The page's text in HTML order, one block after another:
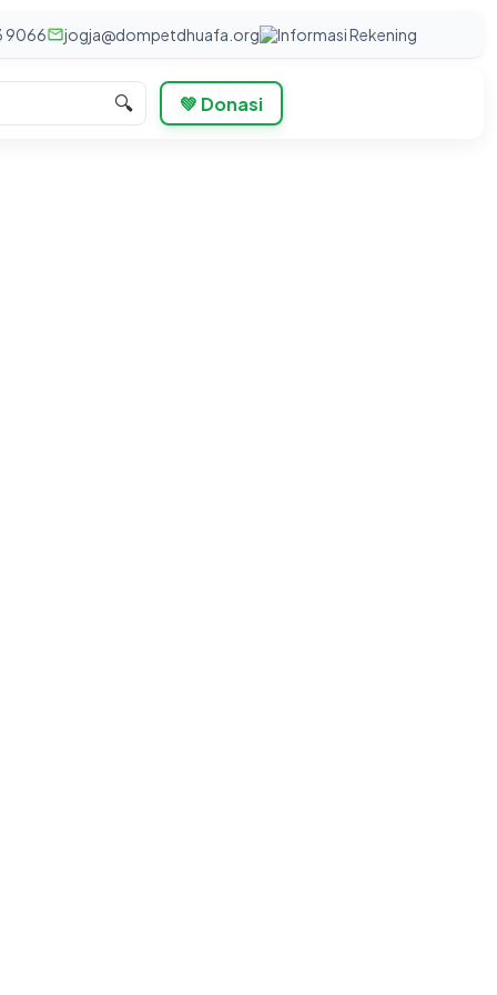
9066 jogja@dompetdhuafa.org Informasi Rekening
🔍 💚 Donasi